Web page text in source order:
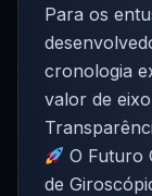
Para os
cronologia
valor de
O Futuro
de